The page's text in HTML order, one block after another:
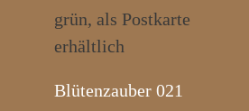
Blütenzauber 021